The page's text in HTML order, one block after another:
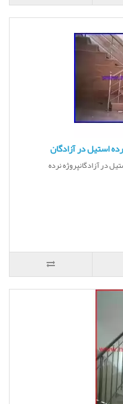
استیل در آزادگان
در آزادگانپروژه نرده